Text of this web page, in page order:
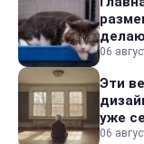
06
Эти
уже
06